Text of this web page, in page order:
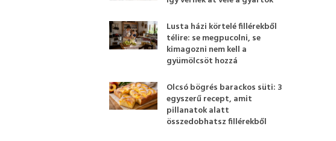
Lusta házi körtelé fillérekből
télire: se megpucolni, se
kimagozni nem kell a
gyümölcsöt hozzá
Olcsó bögrés barackos süti: 3
egyszerű recept, amit
pillanatok alatt
összedobhatsz fillérekből